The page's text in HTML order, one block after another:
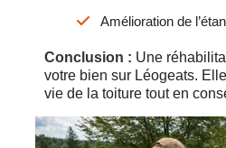
Amélioration de
Conclusion : Une
votre bien sur Léogeats.
vie de la toiture tout en